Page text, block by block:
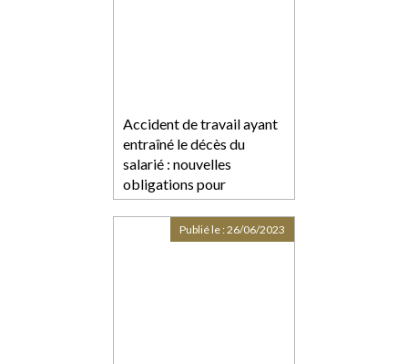
Accident de travail ayant
entraîné le décès du
salarié : nouvelles
obligations pour
l’employeur
Publié le :26/06/2023